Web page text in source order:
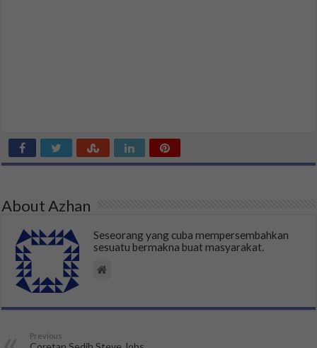
About Azhan
Seseorang yang cuba mempersembahkan
sesuatu bermakna buat masyarakat.
Previous